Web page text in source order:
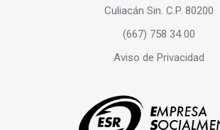
Culiacán Sin. C.P. 80200
(667) 758 34 00
Aviso de Privacidad